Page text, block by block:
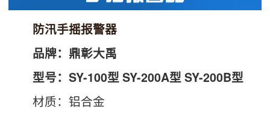
防汛手摇报警器
品牌：鼎彰大禹
型号：SY-100型 SY-200A型 SY-200B型
材质：铝合金